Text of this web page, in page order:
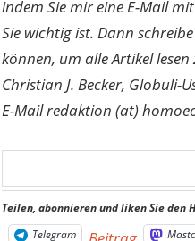
indem Sie mir eine E-Mail
Sie wichtig ist. Dann
können, um alle Artikel lesen
Christian J. Becker, Globuli-
E-Mail redaktion (at)
Teilen, abonnieren und liken Sie den
Telegram